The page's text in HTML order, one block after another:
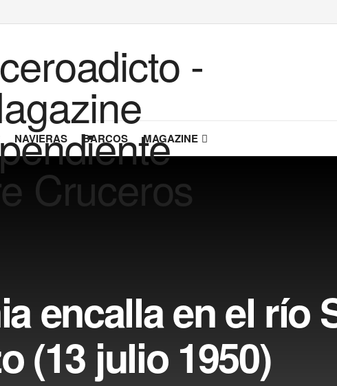
NAVIERAS BARCOS MAGAZINE
encalla en el río
(13 julio 1950)